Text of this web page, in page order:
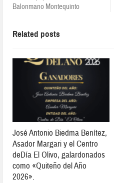
Balonmano Montequinto
Related posts
José Antonio Biedma Benítez,
Asador Margari y el Centro
deDía El Olivo, galardonados
como «Quiteño del Año
2026».